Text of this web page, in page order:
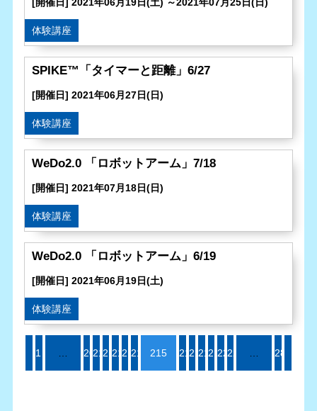
体験講座
SPIKE™「タイマーと距離」6/27
[開催日] 2021年06月27日(日)
体験講座
WeDo2.0 「ロボットアーム」7/18
[開催日] 2021年07月18日(日)
体験講座
WeDo2.0 「ロボットアーム」6/19
[開催日] 2021年06月19日(土)
体験講座
1 209210211212213214 215 216217218219220221 287